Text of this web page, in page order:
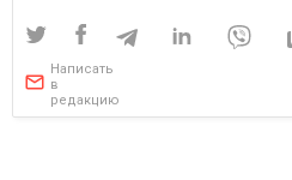
Написать
в
редакцию